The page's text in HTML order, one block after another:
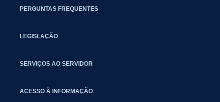
PERGUNTAS FREQUENTES
LEGISLAÇÃO
SERVIÇOS AO SERVIDOR
ACESSO À INFORMAÇÃO